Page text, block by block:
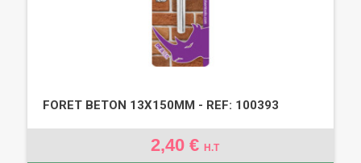
FORET BETON 13X150MM - REF: 100393
2,40 € H.T